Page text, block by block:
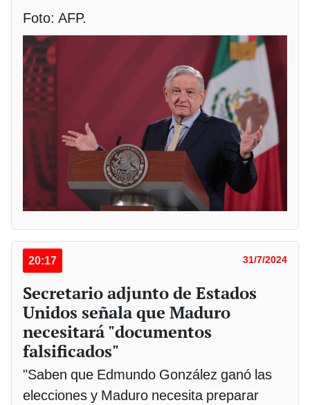
Foto: AFP.
20:17 31/7/2024
Secretario adjunto de Estados
Unidos señala que Maduro
necesitará "documentos
falsificados"
"Saben que Edmundo González ganó las
elecciones y Maduro necesita preparar